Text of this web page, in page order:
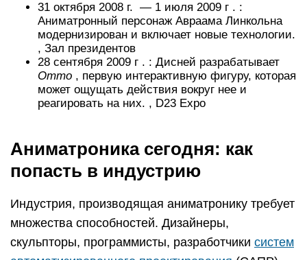
31 октября 2008 г. — 1 июля 2009 г . :
Аниматронный персонаж Авраама Линкольна
модернизирован и включает новые технологии.
, Зал президентов
28 сентября 2009 г . : Дисней разрабатывает
Отто , первую интерактивную фигуру, которая
может ощущать действия вокруг нее и
реагировать на них. , D23 Expo
Аниматроника сегодня: как
попасть в индустрию
Индустрия, производящая аниматронику требует
множества способностей. Дизайнеры,
скульпторы, программисты, разработчики систем